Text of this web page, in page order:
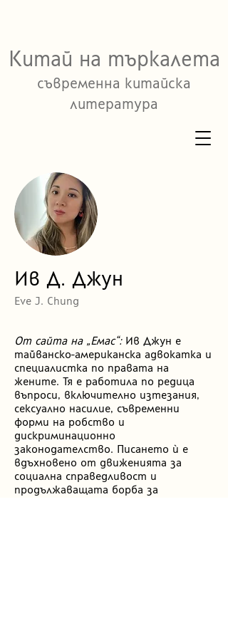
Китай на търкалета
съвременна китайска
литература
Ив Д. Джун
Eve J. Chung
От сайта на „Емас“:Ив Джун е
тайванско-американска адвокатка и
специалистка по правата на
жените. Тя е работила по редица
въпроси, включително изтезания,
сексуално насилие, съвременни
форми на робство и
дискриминационно
законодателство. Писането ѝ е
вдъхновено от движенията за
социална справедливост и
продължаващата борба за